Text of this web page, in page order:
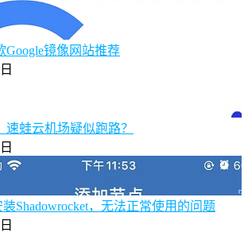
Google镜像网站推荐
速蛙云机场疑似跑路？
装Shadowrocket，无法正常使用的问题